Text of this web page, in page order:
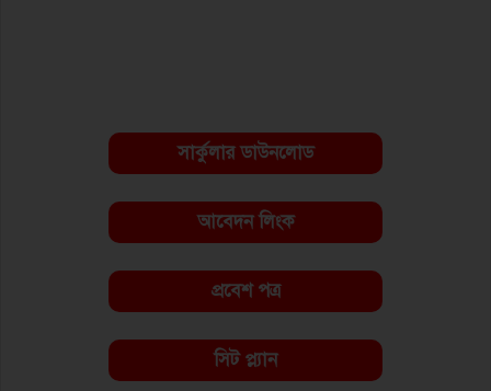
সার্কুলার ডাউনলোড
আবেদন লিংক
প্রবেশ পত্র
সিট প্ল্যান